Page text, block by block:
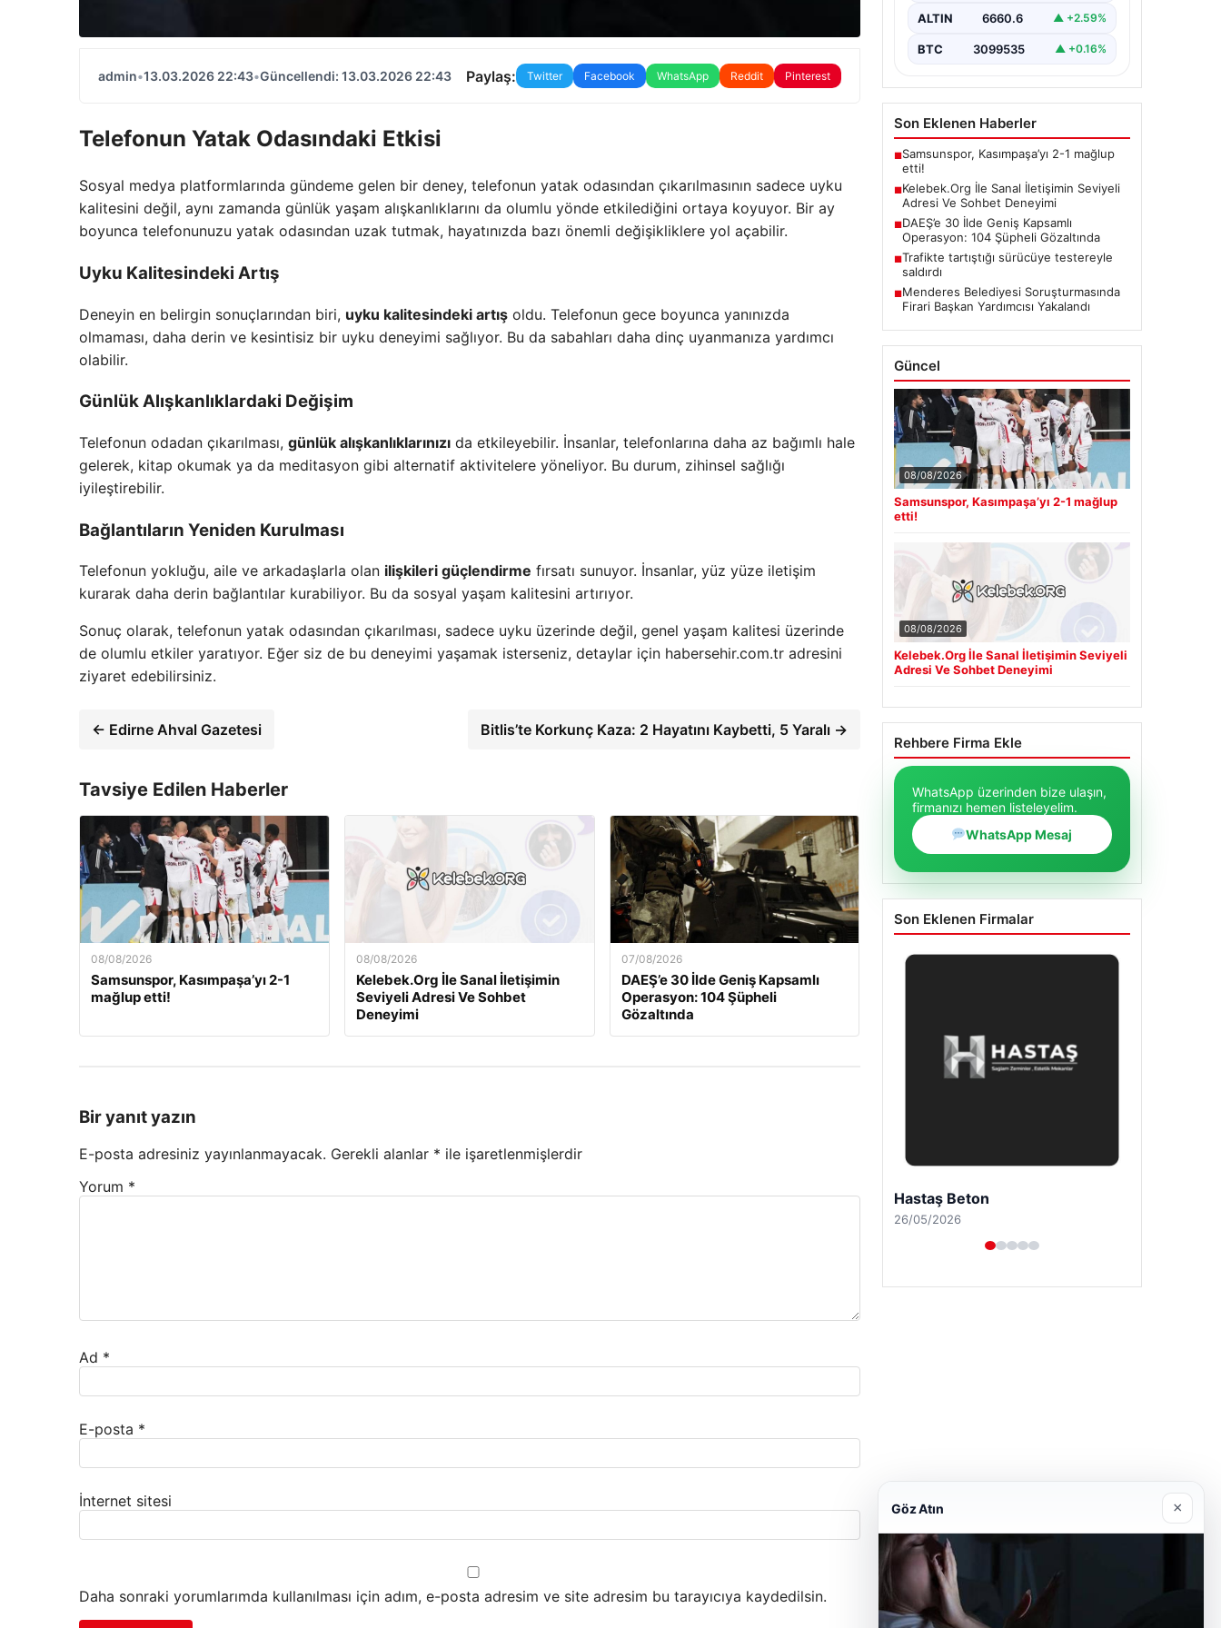
admin•13.03.2026 22:43•Güncellendi: 13.03.2026 22:43 Paylaş: Twitter Facebook WhatsApp Reddit Pinterest
Telefonun Yatak Odasındaki Etkisi
Sosyal medya platformlarında gündeme gelen bir deney, telefonun yatak odasından çıkarılmasının sadece uyku
kalitesini değil, aynı zamanda günlük yaşam alışkanlıklarını da olumlu yönde etkilediğini ortaya koyuyor. Bir ay
boyunca telefonunuzu yatak odasından uzak tutmak, hayatınızda bazı önemli değişikliklere yol açabilir.
Uyku Kalitesindeki Artış
Deneyin en belirgin sonuçlarından biri, uyku kalitesindeki artış oldu. Telefonun gece boyunca yanınızda
olmaması, daha derin ve kesintisiz bir uyku deneyimi sağlıyor. Bu da sabahları daha dinç uyanmanıza yardımcı
olabilir.
Günlük Alışkanlıklardaki Değişim
Telefonun odadan çıkarılması, günlük alışkanlıklarınızı da etkileyebilir. İnsanlar, telefonlarına daha az bağımlı hale
gelerek, kitap okumak ya da meditasyon gibi alternatif aktivitelere yöneliyor. Bu durum, zihinsel sağlığı
iyileştirebilir.
Bağlantıların Yeniden Kurulması
Telefonun yokluğu, aile ve arkadaşlarla olan ilişkileri güçlendirme fırsatı sunuyor. İnsanlar, yüz yüze iletişim
kurarak daha derin bağlantılar kurabiliyor. Bu da sosyal yaşam kalitesini artırıyor.
Sonuç olarak, telefonun yatak odasından çıkarılması, sadece uyku üzerinde değil, genel yaşam kalitesi üzerinde
de olumlu etkiler yaratıyor. Eğer siz de bu deneyimi yaşamak isterseniz, detaylar için habersehir.com.tr adresini
ziyaret edebilirsiniz.
← Edirne Ahval Gazetesi Bitlis’te Korkunç Kaza: 2 Hayatını Kaybetti, 5 Yaralı →
Tavsiye Edilen Haberler
08/08/2026
Samsunspor, Kasımpaşa’yı 2-1
mağlup etti!
08/08/2026
Kelebek.Org İle Sanal İletişimin
Seviyeli Adresi Ve Sohbet
Deneyimi
07/08/2026
DAEŞ’e 30 İlde Geniş Kapsamlı
Operasyon: 104 Şüpheli
Gözaltında
Bir yanıt yazın
E-posta adresiniz yayınlanmayacak. Gerekli alanlar * ile işaretlenmişlerdir
Yorum *
Ad *
E-posta *
İnternet sitesi
Daha sonraki yorumlarımda kullanılması için adım, e-posta adresim ve site adresim bu tarayıcıya kaydedilsin.
Güncel…
ALTIN 6660.6 ▲ +2.59%
BTC 3099535 ▲ +0.16%
Son Eklenen Haberler
■Samsunspor, Kasımpaşa’yı 2-1 mağlup
etti!
■Kelebek.Org İle Sanal İletişimin Seviyeli
Adresi Ve Sohbet Deneyimi
■DAEŞ’e 30 İlde Geniş Kapsamlı
Operasyon: 104 Şüpheli Gözaltında
■Trafikte tartıştığı sürücüye testereyle
saldırdı
■Menderes Belediyesi Soruşturmasında
Firari Başkan Yardımcısı Yakalandı
Güncel
08/08/2026
Samsunspor, Kasımpaşa’yı 2-1 mağlup
etti!
08/08/2026
Kelebek.Org İle Sanal İletişimin Seviyeli
Adresi Ve Sohbet Deneyimi
Rehbere Firma Ekle
WhatsApp üzerinden bize ulaşın,
firmanızı hemen listeleyelim.
WhatsApp Mesaj
Son Eklenen Firmalar
Enes Kaplan Avukatlık Bürosu
28/04/2026
Göz Atın ×